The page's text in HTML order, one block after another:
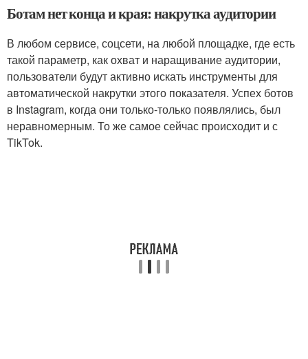
Ботам нет конца и края: накрутка аудитории
В любом сервисе, соцсети, на любой площадке, где есть
такой параметр, как охват и наращивание аудитории,
пользователи будут активно искать инструменты для
автоматической накрутки этого показателя. Успех ботов
в Instagram, когда они только-только появлялись, был
неравномерным. То же самое сейчас происходит и с
TikTok.